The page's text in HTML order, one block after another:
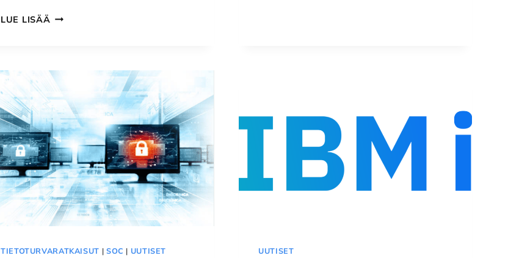
LUE LISÄÄ IBM
TIETOTURVARATKAISUT | SOC | UUTISET UUTISET